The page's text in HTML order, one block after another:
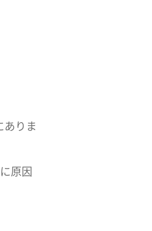
りま
原因